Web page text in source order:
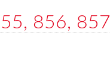
856, 857